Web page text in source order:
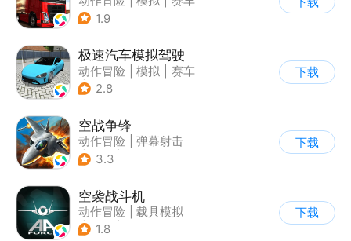
| 写实
1.9
极速汽车模拟驾驶
动作冒险 模拟
赛车
| 漂移
2.8
下载
空战争锋
动作冒险
弹幕射击
| 空战
3.3
下载
空袭战斗机
动作冒险
载具模拟
| 飞机
1.8
下载